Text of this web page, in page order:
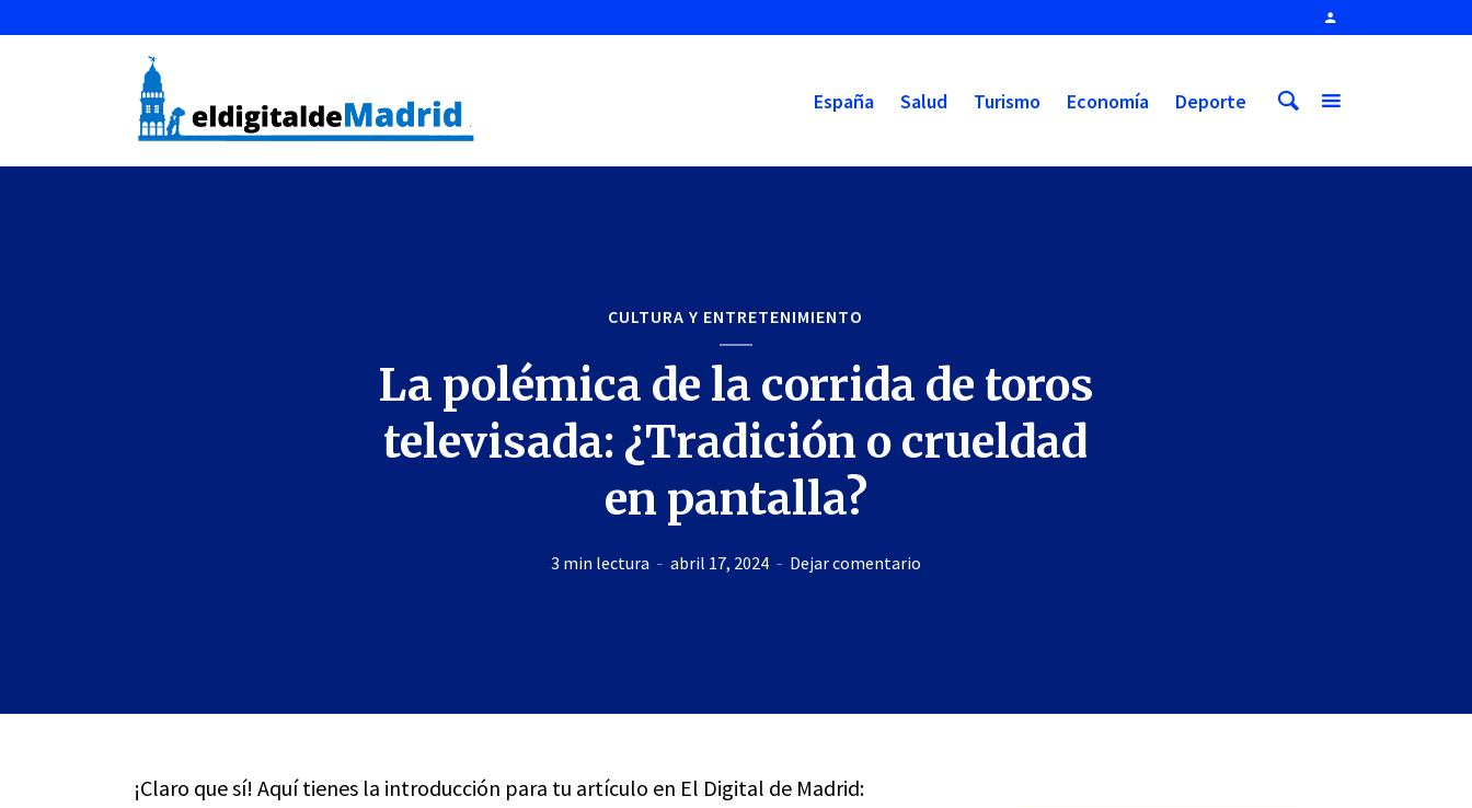
España Salud Turismo Economía Deporte
CULTURA Y ENTRETENIMIENTO
La polémica de la corrida de toros
televisada: ¿Tradición o crueldad
en pantalla?
3 min lectura abril 17, 2024 Dejar comentario
¡Claro que sí! Aquí tienes la introducción para tu artículo en El Digital de Madrid: